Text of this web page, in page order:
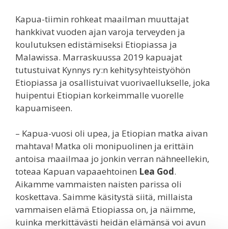
Kapua-tiimin rohkeat maailman muuttajat
hankkivat vuoden ajan varoja terveyden ja
koulutuksen edistämiseksi Etiopiassa ja
Malawissa. Marraskuussa 2019 kapuajat
tutustuivat Kynnys ry:n kehitysyhteistyöhön
Etiopiassa ja osallistuivat vuorivaellukselle, joka
huipentui Etiopian korkeimmalle vuorelle
kapuamiseen.
– Kapua-vuosi oli upea, ja Etiopian matka aivan
mahtava! Matka oli monipuolinen ja erittäin
antoisa maailmaa jo jonkin verran nähneellekin,
toteaa Kapuan vapaaehtoinen Lea God.
Aikamme vammaisten naisten parissa oli
koskettava. Saimme käsitystä siitä, millaista
vammaisen elämä Etiopiassa on, ja näimme,
kuinka merkittävästi heidän elämänsä voi avun